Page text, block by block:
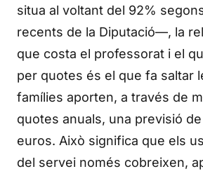
situa al voltant del 92%
recents de la Diputació—, la
que costa el professorat i el
per quotes és el que fa saltar
famílies aporten, a través de
quotes anuals, una previsió de
euros. Això significa que els
del servei només cobreixen,